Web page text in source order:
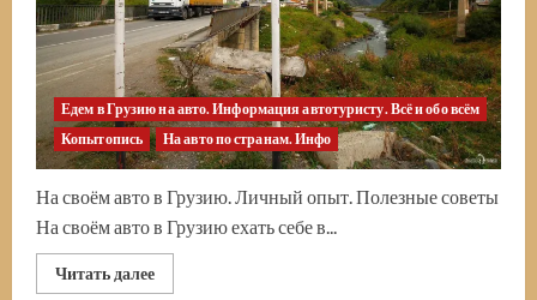
Едем в Грузию на авто. Информация автотуристу. Всё и обо всём
Копытопись
На авто по странам. Инфо
На своём авто в Грузию. Личный опыт. Полезные советы
На своём авто в Грузию ехать себе в...
Читать далееПрочитать
больше